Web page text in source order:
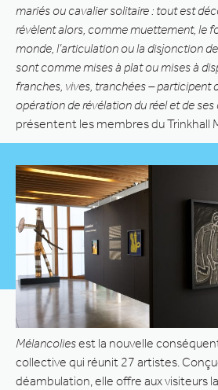
mariés ou cavalier solitaire : tout est
révèlent alors, comme muettement, le
monde, l’articulation ou la disjonction
sont comme mises à plat ou mises à
franches, vives, tranchées – participent
opération de révélation du réel et de
présentent les membres du Trinkhall
Mélancoliesest la nouvelle
collective qui réunit 27 artistes.
déambulation, elle offre aux visiteurs